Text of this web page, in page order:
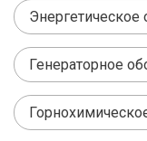
Энергетическое
Генераторное